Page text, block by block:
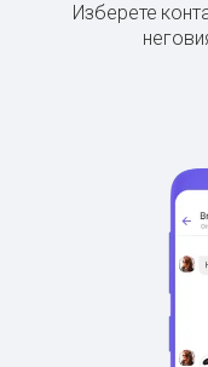
Изберете